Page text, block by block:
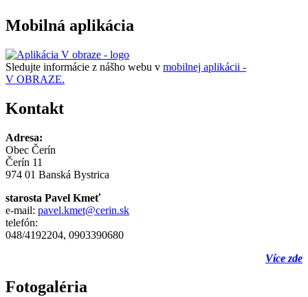
Mobilná aplikácia
Sledujte informácie z nášho webu v mobilnej aplikácii -
V OBRAZE.
Kontakt
Adresa:
Obec Čerín
Čerín 11
974 01 Banská Bystrica
starosta Pavel Kmeť
e-mail: pavel.kmet@cerin.sk
telefón:
048/4192204, 0903390680
Více zde
Fotogaléria